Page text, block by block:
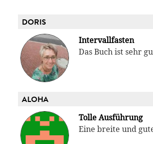
DORIS
Intervallfasten
Das Buch ist sehr
ALOHA
Tolle Ausführung
Eine breite und